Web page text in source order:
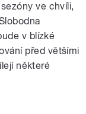
ve chvíli,
v blízké
před většími
některé